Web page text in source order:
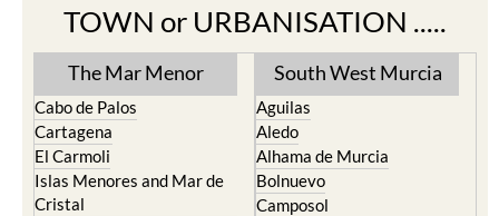
TOWN or URBANISATION .....
The Mar Menor
Cabo de Palos
Cartagena
El Carmoli
Islas Menores and Mar de
Cristal
South West Murcia
Aguilas
Aledo
Alhama de Murcia
Bolnuevo
Camposol